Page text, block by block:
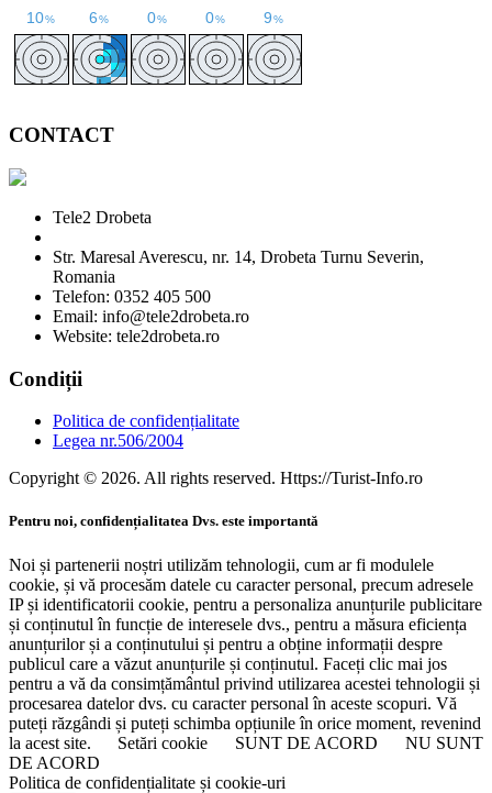
CONTACT
Tele2 Drobeta
Str. Maresal Averescu, nr. 14, Drobeta Turnu Severin,
Romania
Telefon: 0352 405 500
Email: info@tele2drobeta.ro
Website: tele2drobeta.ro
Condiții
Politica de confidențialitate
Legea nr.506/2004
Copyright © 2026. All rights reserved. Https://Turist-Info.ro
Pentru noi, confidențialitatea Dvs. este importantă
Noi și partenerii noștri utilizăm tehnologii, cum ar fi modulele
cookie, și vă procesăm datele cu caracter personal, precum adresele
IP și identificatorii cookie, pentru a personaliza anunțurile publicitare
și conținutul în funcție de interesele dvs., pentru a măsura eficiența
anunțurilor și a conținutului și pentru a obține informații despre
publicul care a văzut anunțurile și conținutul. Faceți clic mai jos
pentru a vă da consimțământul privind utilizarea acestei tehnologii și
procesarea datelor dvs. cu caracter personal în aceste scopuri. Vă
puteți răzgândi și puteți schimba opțiunile în orice moment, revenind
la acest site.
Setări cookie SUNT DE ACORD
NU SUNT
DE ACORD
Politica de confidențialitate și cookie-uri